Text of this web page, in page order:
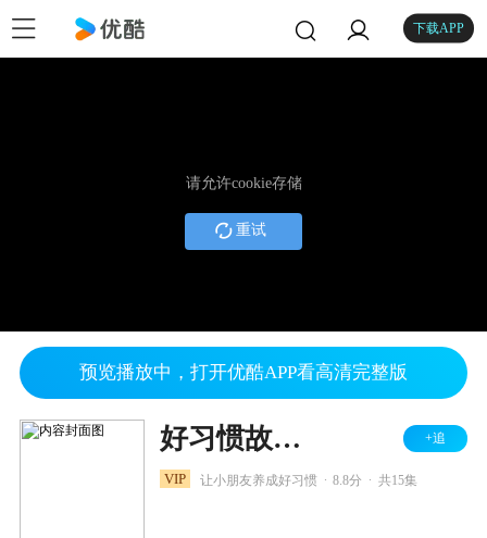
下载APP
请允许cookie存储
重试
预览播放中，打开优酷APP看高清完整版
好习惯故事 贝瓦成长乐园 +追
VIP 让小朋友养成好习惯 8.8分 共15集